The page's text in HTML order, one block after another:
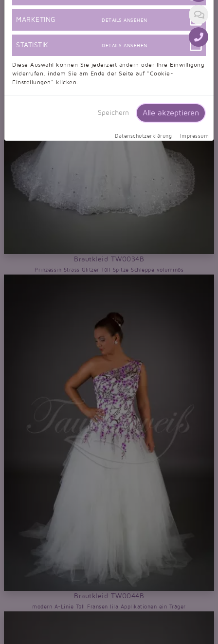
Brautkleid TW0034B
Prinzessin Strass Glitzer Tüll Spitze Schleppe voluminös
Brautkleid TW0044B
modern A-Linie Tüll Fransen lila Applikationen ein Träger
MARKETING DETAILS ANSEHEN
STATISTIK DETAILS ANSEHEN
Diese Auswahl können Sie jederzeit ändern oder Ihre Einwilligung
widerrufen, indem Sie am Ende der Seite auf "Cookie-
Einstellungen" klicken.
Speichern Alle akzeptieren
Datenschutzerklärung Impressum